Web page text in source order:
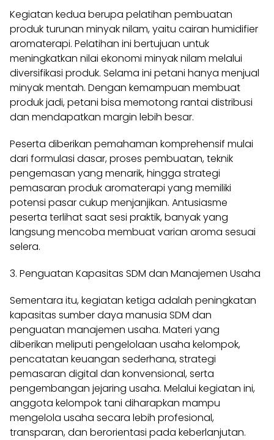
Kegiatan kedua berupa pelatihan pembuatan
produk turunan minyak nilam, yaitu cairan humidifier
aromaterapi. Pelatihan ini bertujuan untuk
meningkatkan nilai ekonomi minyak nilam melalui
diversifikasi produk. Selama ini petani hanya menjual
minyak mentah. Dengan kemampuan membuat
produk jadi, petani bisa memotong rantai distribusi
dan mendapatkan margin lebih besar.
Peserta diberikan pemahaman komprehensif mulai
dari formulasi dasar, proses pembuatan, teknik
pengemasan yang menarik, hingga strategi
pemasaran produk aromaterapi yang memiliki
potensi pasar cukup menjanjikan. Antusiasme
peserta terlihat saat sesi praktik, banyak yang
langsung mencoba membuat varian aroma sesuai
selera.
3. Penguatan Kapasitas SDM dan Manajemen Usaha
Sementara itu, kegiatan ketiga adalah peningkatan
kapasitas sumber daya manusia SDM dan
penguatan manajemen usaha. Materi yang
diberikan meliputi pengelolaan usaha kelompok,
pencatatan keuangan sederhana, strategi
pemasaran digital dan konvensional, serta
pengembangan jejaring usaha. Melalui kegiatan ini,
anggota kelompok tani diharapkan mampu
mengelola usaha secara lebih profesional,
transparan, dan berorientasi pada keberlanjutan.